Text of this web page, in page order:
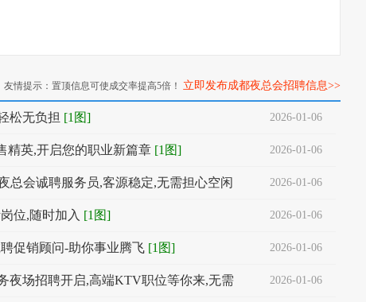
友情提示：置顶信息可使成交率提高5倍！ 立即发布成都夜总会招聘信息>>
松无负担 [1图] 2026-01-06
精英,开启您的职业新篇章 [1图] 2026-01-06
总会诚聘服务员,客源稳定,无需担心空闲 2026-01-06
位,随时加入 [1图] 2026-01-06
促销顾问-助你事业腾飞 [1图] 2026-01-06
夜场招聘开启,高端KTV职位等你来,无需 2026-01-06